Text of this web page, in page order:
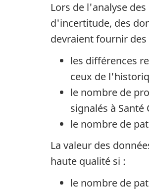
Lors de l'analyse
d'incertitude, des
devraient fournir
les différences
ceux de
le nombre de
signalés à Santé
le nombre de
La valeur des
haute qualité si :
le nombre de